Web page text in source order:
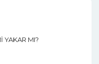
YAKAR MI?